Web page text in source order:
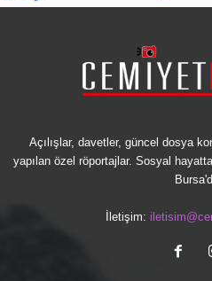
Açılışlar, davetler, güncel dosya
yapılan özel röportajlar. Sosyal
İletişim: